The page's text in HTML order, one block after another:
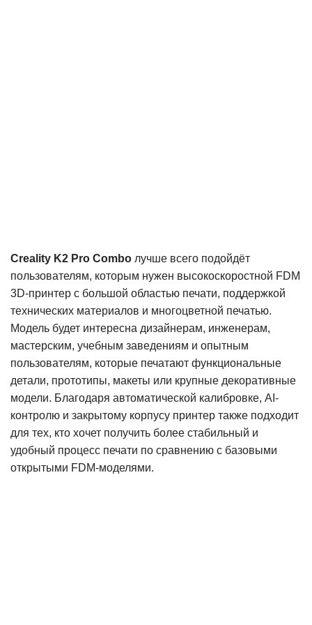
Creality K2 Pro Combo лучше всего подойдёт
пользователям, которым нужен высокоскоростной FDM
3D-принтер с большой областью печати, поддержкой
технических материалов и многоцветной печатью.
Модель будет интересна дизайнерам, инженерам,
мастерским, учебным заведениям и опытным
пользователям, которые печатают функциональные
детали, прототипы, макеты или крупные декоративные
модели. Благодаря автоматической калибровке, AI-
контролю и закрытому корпусу принтер также подходит
для тех, кто хочет получить более стабильный и
удобный процесс печати по сравнению с базовыми
открытыми FDM-моделями.